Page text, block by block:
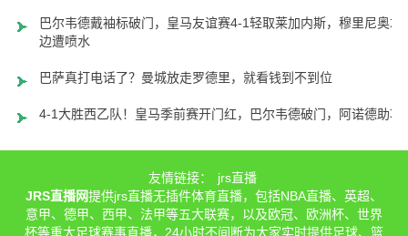
巴尔韦德戴袖标破门，皇马友谊赛4-1轻取莱加内斯，穆里尼奥场
边遭喷水
巴萨真打电话了？曼城放走罗德里，就看钱到不到位
4-1大胜西乙队！皇马季前赛开门红，巴尔韦德破门，阿诺德助攻
友情链接：
jrs直播
JRS直播网提供jrs直播无插件体育直播，包括NBA直播、英超、
意甲、德甲、西甲、法甲等五大联赛，以及欧冠、欧洲杯、世界
杯等重大足球赛事直播，24小时不间断为大家实时提供足球、篮